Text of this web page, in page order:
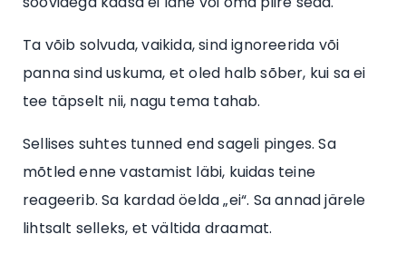
Ta võib solvuda, vaikida, sind ignoreerida või
panna sind uskuma, et oled halb sõber, kui sa ei
tee täpselt nii, nagu tema tahab.
Sellises suhtes tunned end sageli pinges. Sa
mõtled enne vastamist läbi, kuidas teine
reageerib. Sa kardad öelda „ei“. Sa annad järele
lihtsalt selleks, et vältida draamat.